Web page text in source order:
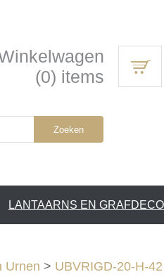
(0) items
Zoeken
LANTAARNS EN
Urnen > UBVRIGD-20-H-